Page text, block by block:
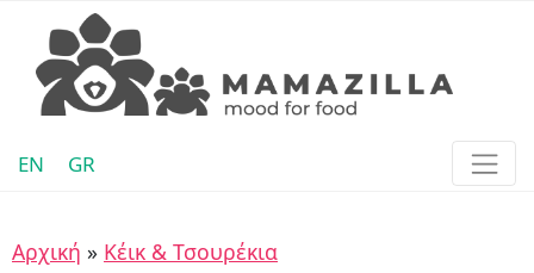
EN GR
Αρχική » Κέικ & Τσουρέκια